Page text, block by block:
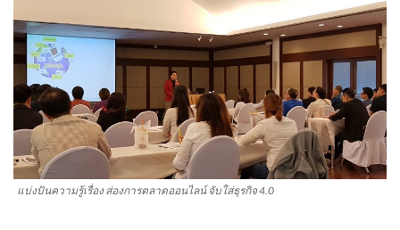
แบ่งปันความรู้เรื่อง ส่องการตลาดออนไลน์ จับใส่ธุรกิจ 4.0